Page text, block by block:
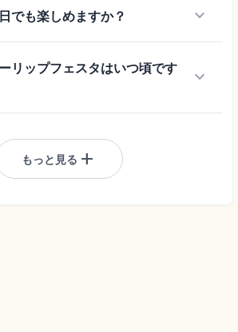
でも楽しめますか？ keyboard_arrow_down
リップフェスタはいつ頃です
keyboard_arrow_down
もっと見る add